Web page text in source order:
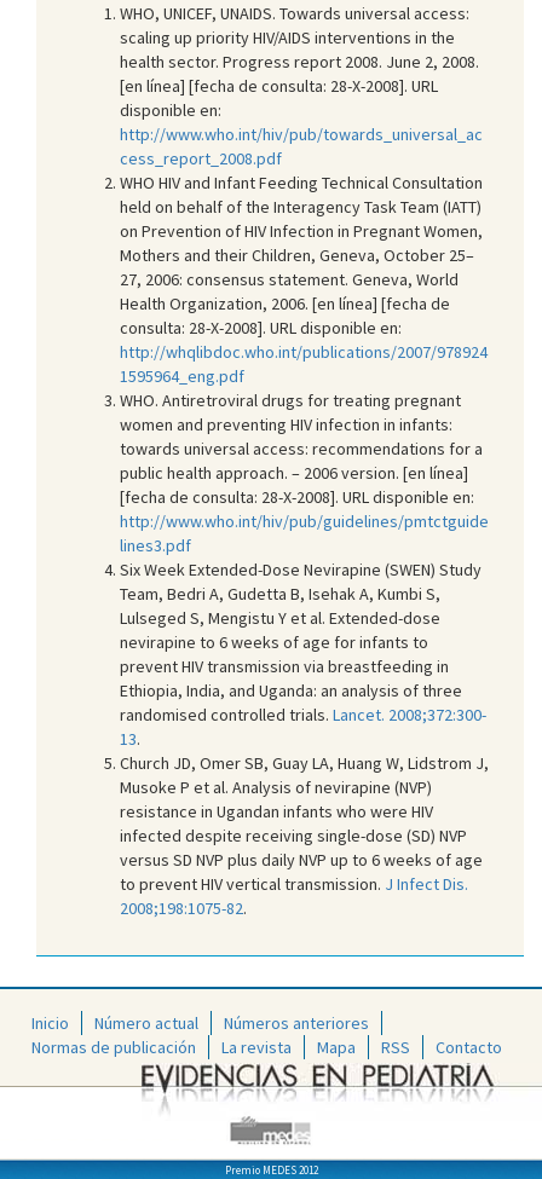
WHO, UNICEF, UNAIDS. Towards universal access:
scaling up priority HIV/AIDS interventions in the
health sector. Progress report 2008. June 2, 2008.
[en línea] [fecha de consulta: 28-X-2008]. URL
disponible en:
http://www.who.int/hiv/pub/towards_universal_ac
cess_report_2008.pdf
WHO HIV and Infant Feeding Technical Consultation
held on behalf of the Interagency Task Team (IATT)
on Prevention of HIV Infection in Pregnant Women,
Mothers and their Children, Geneva, October 25–
27, 2006: consensus statement. Geneva, World
Health Organization, 2006. [en línea] [fecha de
consulta: 28-X-2008]. URL disponible en:
http://whqlibdoc.who.int/publications/2007/978924
1595964_eng.pdf
WHO. Antiretroviral drugs for treating pregnant
women and preventing HIV infection in infants:
towards universal access: recommendations for a
public health approach. – 2006 version. [en línea]
[fecha de consulta: 28-X-2008]. URL disponible en:
http://www.who.int/hiv/pub/guidelines/pmtctguide
lines3.pdf
Six Week Extended-Dose Nevirapine (SWEN) Study
Team, Bedri A, Gudetta B, Isehak A, Kumbi S,
Lulseged S, Mengistu Y et al. Extended-dose
nevirapine to 6 weeks of age for infants to
prevent HIV transmission via breastfeeding in
Ethiopia, India, and Uganda: an analysis of three
randomised controlled trials. Lancet. 2008;372:300-
13.
Church JD, Omer SB, Guay LA, Huang W, Lidstrom J,
Musoke P et al. Analysis of nevirapine (NVP)
resistance in Ugandan infants who were HIV
infected despite receiving single-dose (SD) NVP
versus SD NVP plus daily NVP up to 6 weeks of age
to prevent HIV vertical transmission. J Infect Dis.
2008;198:1075-82.
Inicio Número actual
Números anteriores
Normas de publicación
La revista Mapa RSS Contacto
Premio MEDES 2012